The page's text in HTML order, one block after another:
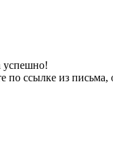
успешно!
по ссылке из письма,